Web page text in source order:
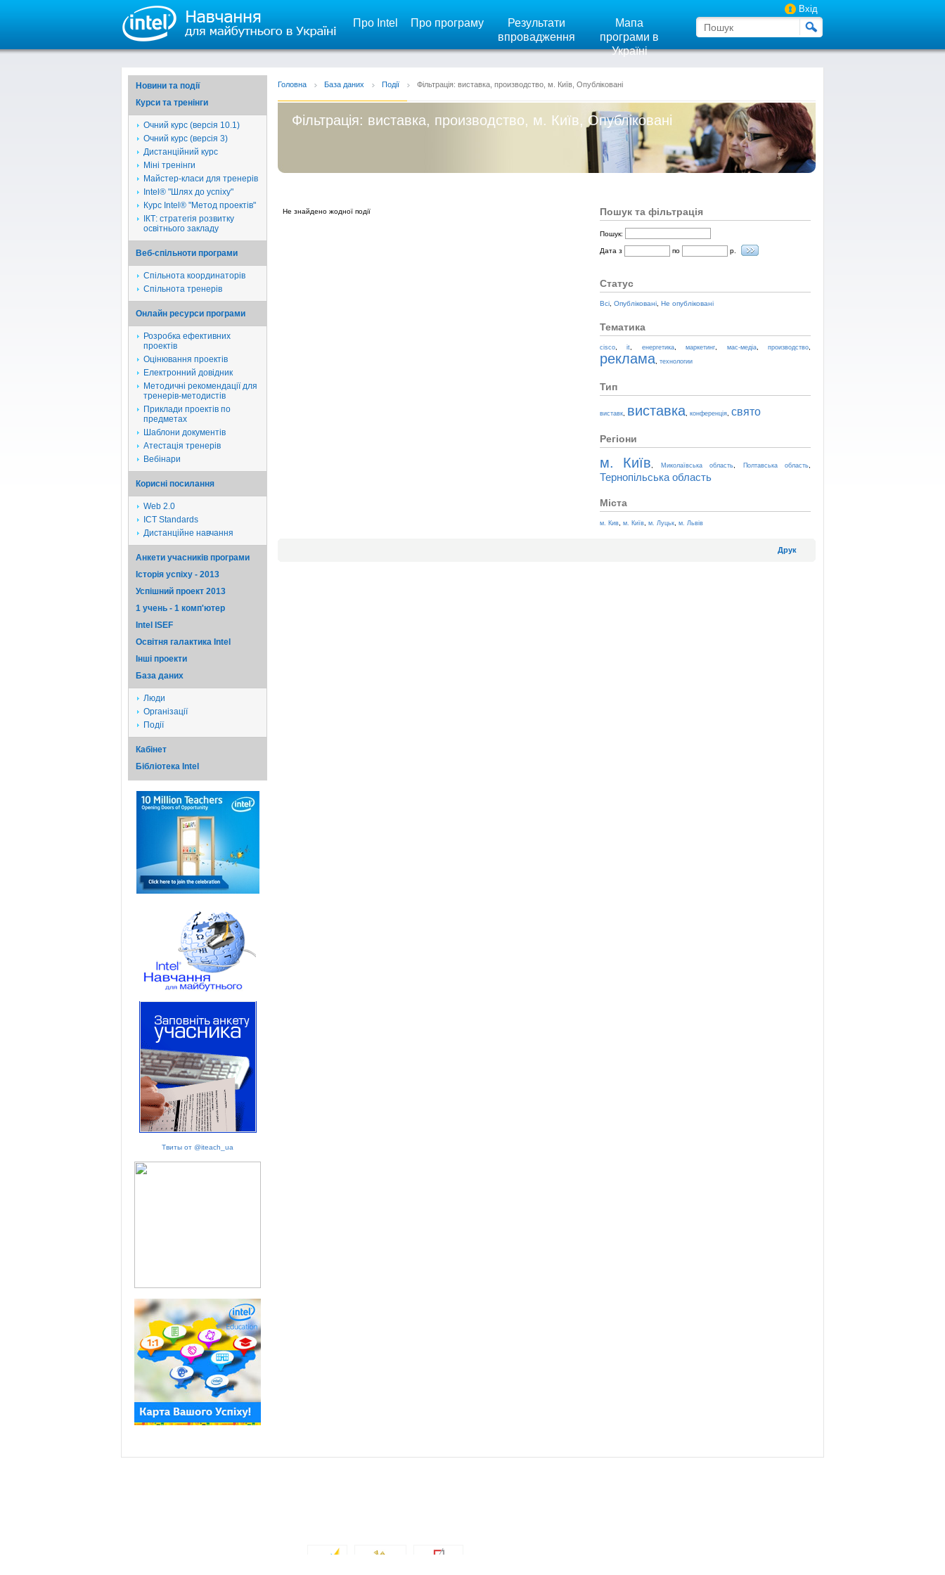
Вхід
Про Intel Про програму
Результати
впровадження
Мапа
програми в
Україні
Новини та події
Курси та тренінги
Очний курс (версія 10.1)
Очний курс (версія 3)
Дистанційний курс
Міні тренінги
Майстер-класи для тренерів
Intel® "Шлях до успіху"
Курс Intel® "Метод проектів"
ІКТ: стратегія розвитку
освітнього закладу
Веб-спільноти програми
Спільнота координаторів
Спільнота тренерів
Онлайн ресурси програми
Розробка ефективних
проектів
Оцінювання проектів
Електронний довідник
Методичні рекомендації для
тренерів-методистів
Приклади проектів по
предметах
Шаблони документів
Атестація тренерів
Вебінари
Корисні посилання
Web 2.0
ICT Standards
Дистанційне навчання
Анкети учасників програми
Історія успіху - 2013
Успішний проект 2013
1 учень - 1 комп'ютер
Intel ISEF
Освітня галактика Intel
Iншi проекти
База даних
Люди
Організації
Події
Кабінет
Бібліотека Intel
Твиты от @iteach_ua
Головна База даних Події Фільтрація: виставка, производство, м. Київ, Опубліковані
Фільтрація: виставка, производство, м. Київ, Опубліковані
Не знайдено жодної події Пошук та фільтрація
Пошук:
Дата з по р.
Статус
Всі Опубліковані Не опубліковані
Тематика
cisco ,it енергетика,маркетинг мас-медіа,производство
реклама технологии
Тип
виставк виставка конференція свято
Регіони
м. Київ Миколаївська область Полтавська область
Тернопільська область
Міста
м. Кив м. Київ м. Луцьк м. Львів
Друк